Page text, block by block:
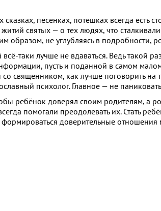
песенках, потешках всегда есть
святых — о тех людях, что
не углубляясь в подробности,
таки лучше не вдаваться. Ведь такой
пусть и поданной в самом
священником, как лучше поговорить
психолог. Главное — не
ребёнок доверял своим родителям, а
помогали преодолевать их. Стать
доверительные